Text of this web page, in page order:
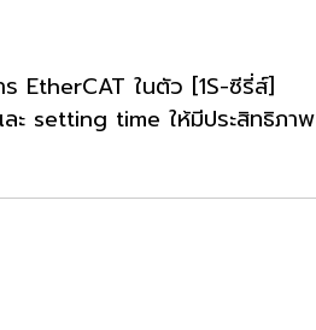
EtherCAT ในตัว [1S-ซีรี่ส์]
ะ setting time ให้มีประสิทธิภาพ